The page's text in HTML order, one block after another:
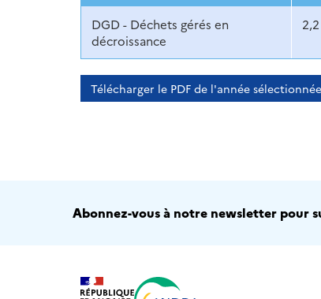
DGD - Déchets gérés en
décroissance
2,2
Télécharger le PDF de l'année sélectionnée
Abonnez-vous à notre newsletter pour